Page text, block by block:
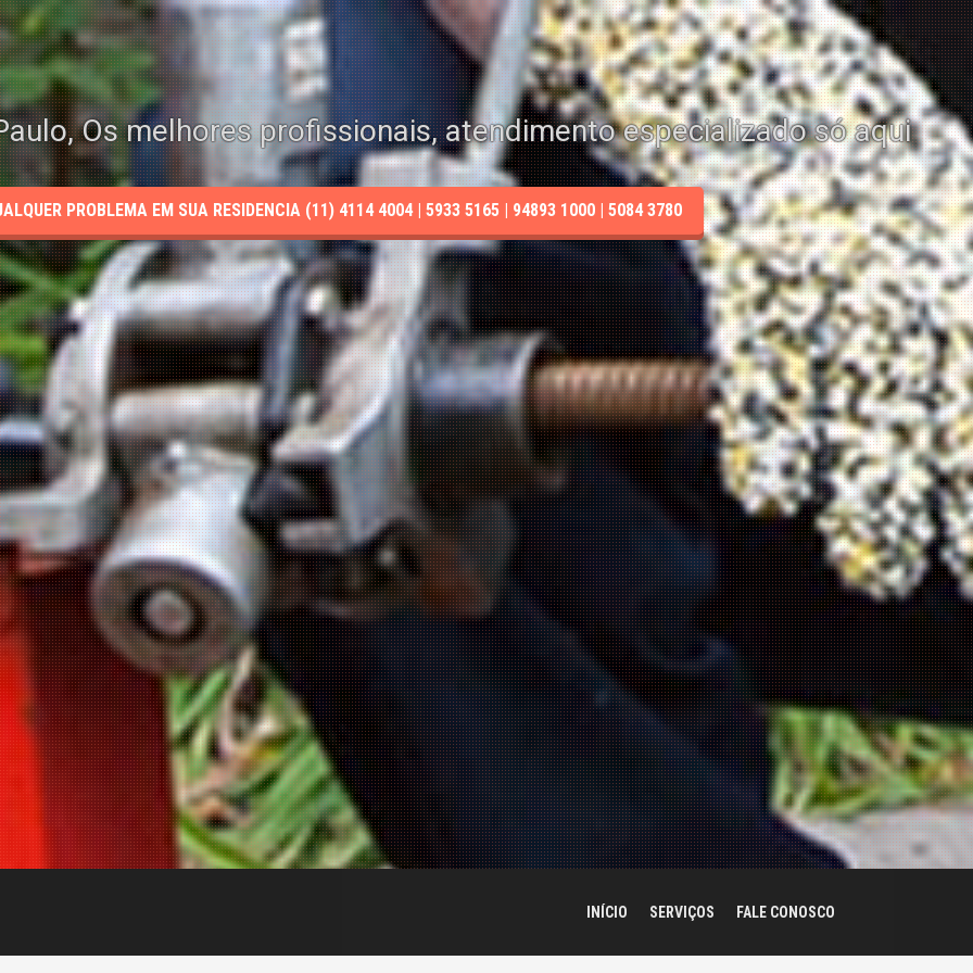
Os melhores profissionais, atendimento especializado só aqui
PROBLEMA EM SUA RESIDENCIA (11) 4114 4004 | 5933 5165 | 94893 1000 | 5084 3780
INÍCIO SERVIÇOS FALE CONOSCO